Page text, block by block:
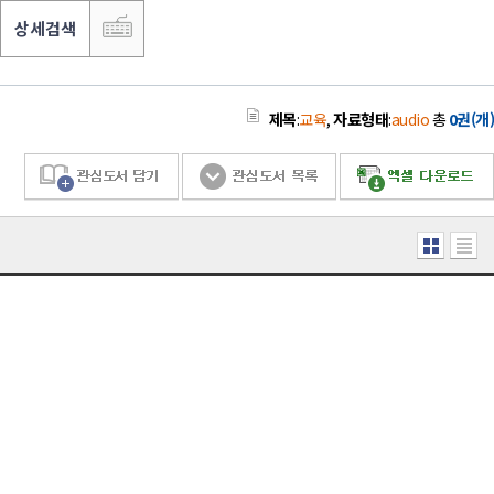
상세검색
제목:교육,자료형태:audio총0권(개)